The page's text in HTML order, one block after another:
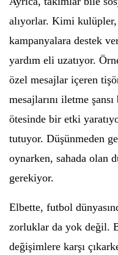
alıyorlar. Kimi kulüpler,
kampanyalara destek
yardım eli uzatıyor.
özel mesajlar içeren
mesajlarını iletme
ötesinde bir etki
tutuyor. Düşünmeden
oynarken, sahada olan
gerekiyor.
Elbette, futbol
zorluklar da yok değil.
değişimlere karşı